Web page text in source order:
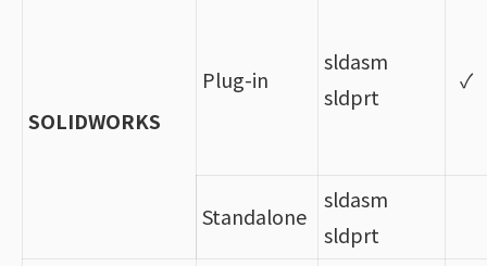
SOLIDWORKS
Plug-in
sldasm
sldprt
✓
Standalone
sldasm
sldprt